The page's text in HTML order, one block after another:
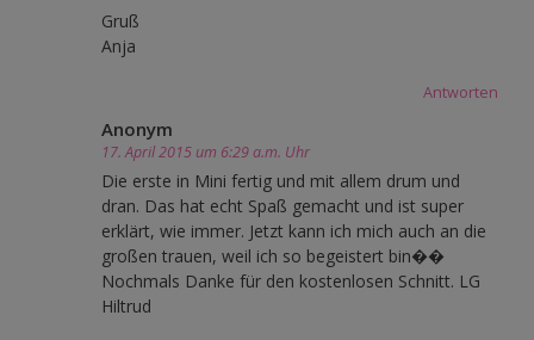
Gruß
Anja
Antworten
Anonym
17. April 2015 um 6:29 a.m. Uhr
Die erste in Mini fertig und mit allem drum und
dran. Das hat echt Spaß gemacht und ist super
erklärt, wie immer. Jetzt kann ich mich auch an die
großen trauen, weil ich so begeistert bin��
Nochmals Danke für den kostenlosen Schnitt. LG
Hiltrud